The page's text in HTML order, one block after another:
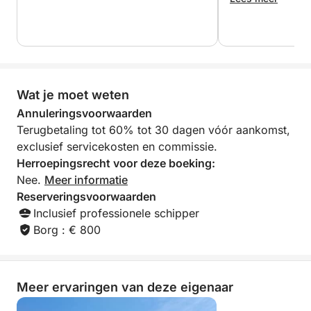
Wat je moet weten
Annuleringsvoorwaarden
Terugbetaling tot 60% tot 30 dagen vóór aankomst,
exclusief servicekosten en commissie.
Herroepingsrecht voor deze boeking:
Nee. Meer informatie
Reserveringsvoorwaarden
Inclusief professionele schipper
Borg : € 800
Meer ervaringen van deze eigenaar